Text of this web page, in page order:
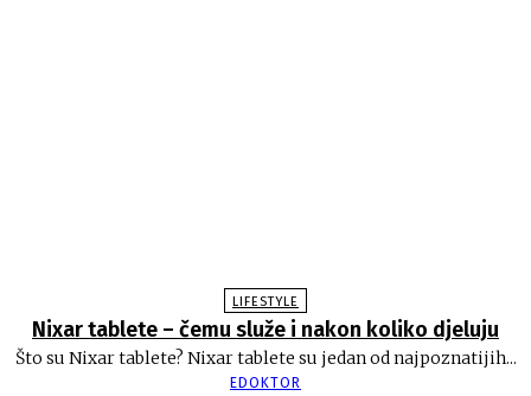
LIFESTYLE
Nixar tablete – čemu služe i nakon koliko djeluju
Što su Nixar tablete? Nixar tablete su jedan od najpoznatijih...
EDOKTOR